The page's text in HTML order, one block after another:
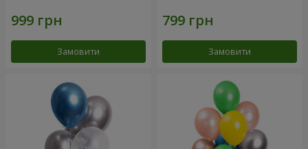
Замовити Замовити